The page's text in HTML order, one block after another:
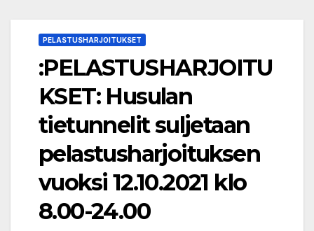
PELASTUSHARJOITUKSET
:PELASTUSHARJOITU
KSET: Husulan
tietunnelit suljetaan
pelastusharjoituksen
vuoksi 12.10.2021 klo
8.00-24.00